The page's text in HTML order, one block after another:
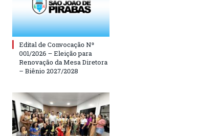
Edital de Convocação Nº
001/2026 – Eleição para
Renovação da Mesa Diretora
– Biênio 2027/2028